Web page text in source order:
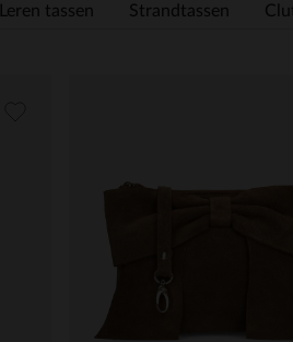
Leren tassen Strandtassen